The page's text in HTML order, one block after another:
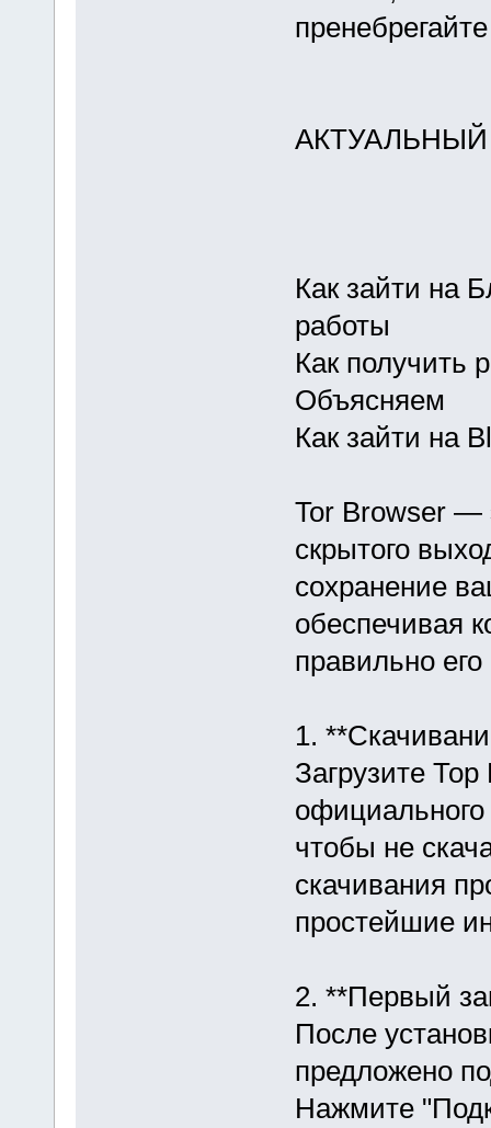
Как зайти на
работы
Как получить
Объясняем
Как зайти на
Tor Browser —
скрытого
сохранение
обеспечивая
правильно
1.
Загрузите
чтобы не
скачивания
простейшие
2. **Первый
После
предложено
Нажмите